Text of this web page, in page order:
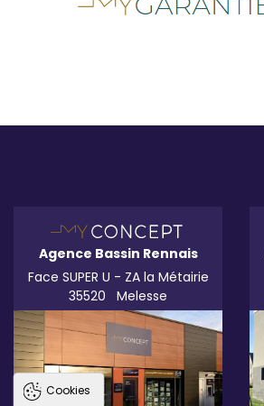
Agence Bassin Rennais
Face SUPER U - ZA la Métairie
35520
Melesse
Cookies